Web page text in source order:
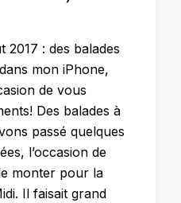
: des balades
mon iPhone,
de vous
Des balades à
passé quelques
l’occasion de
monter pour la
Il faisait grand